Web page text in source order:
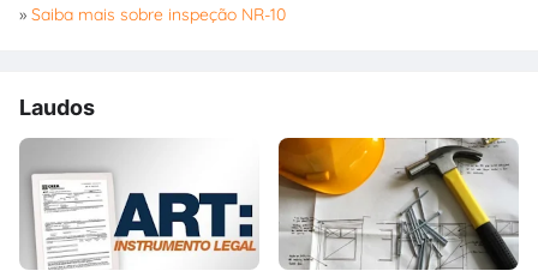
» Saiba mais sobre inspeção NR-10
Laudos